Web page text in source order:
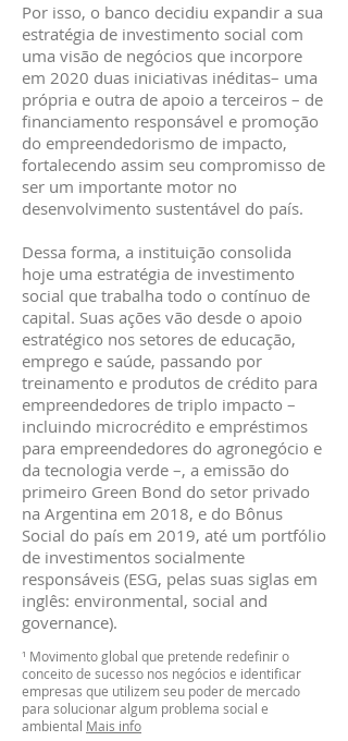
Por isso, o banco decidiu expandir a sua
estratégia de investimento social com
uma visão de negócios que incorpore
em 2020 duas iniciativas inéditas– uma
própria e outra de apoio a terceiros – de
financiamento responsável e promoção
do empreendedorismo de impacto,
fortalecendo assim seu compromisso de
ser um importante motor no
desenvolvimento sustentável do país.
Dessa forma, a instituição consolida
hoje uma estratégia de investimento
social que trabalha todo o contínuo de
capital. Suas ações vão desde o apoio
estratégico nos setores de educação,
emprego e saúde, passando por
treinamento e produtos de crédito para
empreendedores de triplo impacto –
incluindo microcrédito e empréstimos
para empreendedores do agronegócio e
da tecnologia verde –, a emissão do
primeiro Green Bond do setor privado
na Argentina em 2018, e do Bônus
Social do país em 2019, até um portfólio
de investimentos socialmente
responsáveis (ESG, pelas suas siglas em
inglês: environmental, social and
governance).
¹ Movimento global que pretende redefinir o
conceito de sucesso nos negócios e identificar
empresas que utilizem seu poder de mercado
para solucionar algum problema social e
ambiental Mais info